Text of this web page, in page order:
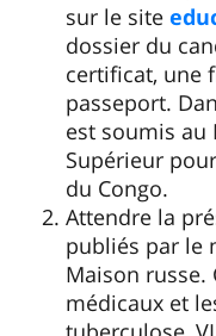
sur le site
dossier du
certificat, une
passeport.
est soumis au
Supérieur
du Congo.
Attendre la
publiés par le
Maison russe.
médicaux et